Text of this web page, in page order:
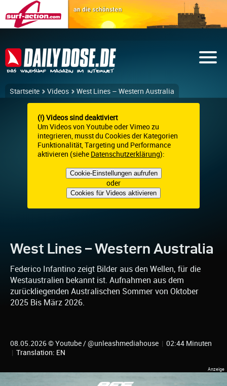
Startseite Videos West Lines – Western Australia
(!) Videos sind deaktiviert
Um Videos von Youtube oder Vimeo zu
integrieren, musst du Cookies der Kategorien
Funktionalität, Targeting und Performance
aktivieren (siehe Datenschutzerklärung):
Cookie-Einstellungen aufrufen
oder
Cookies für Videos aktivieren
West Lines – Western Australia
Federico Infantino zeigt Bilder aus den Wellen, für die
Westaustralien bekannt ist. Aufnahmen aus dem
zurückliegenden Australischen Sommer von Oktober
2025 Bis März 2026.
08.05.2026 © Youtube / @unleashmediahouse | 02:44 Minuten
| Translation: EN